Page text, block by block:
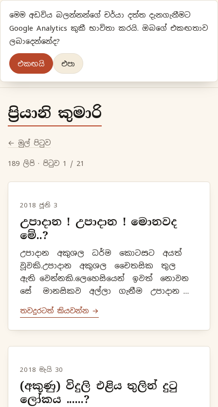
ප්‍රියානිගේ අදහස්‍...
මුල් පිටුවවර්ගීකරණ
ප්‍රියානි කුමාරි
← මුල් පිටුව
189 ලිපි · පිටුව 1 / 21
2018 ජූනි 3
උපාදාන ! උපාදාන ! මොනවද
මේ..?
උපාදාන අකුශල ධර්ම කොටසට අයත්
වූවකි.උපාදාන අකුශල චෛතසික තුල
ඇති වෙන්නකි.ලෙහෙසියෙන් ඉවත් නොවන
සේ මානසිකව අල්ලා ගැනීම උපාදාන
දිට්ඨි උපාදානය, සීලබ්බත උපාදානය,
අත්ත...
තවදුරටත් කියවන්න →
2018 මැයි 30
(අකුණු) විදුලි එළිය තුලින් දුටු
ලෝකය ......?
මෙම අඩවිය බලන්නන්ගේ චර්යා දත්ත දැනගැනීමට
Google Analytics කුකී භාවිතා කරයි. ඔබගේ එකඟතාව
ලබාදෙන්නේද?
එකඟයි එපා